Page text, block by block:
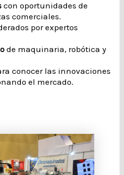
con oportunidades de
comerciales.
por expertos
de maquinaria, robótica y
conocer las innovaciones
el mercado.